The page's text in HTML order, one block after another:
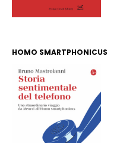
HOMO SMARTPHONICUS